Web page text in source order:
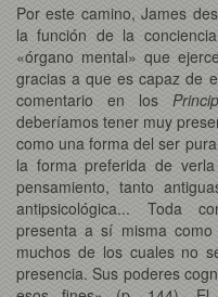
Por este camino, James
la función de la
«órgano mental» que
gracias a que es capaz de
comentario en los
deberíamos tener muy
como una forma del ser
la forma preferida de
pensamiento, tanto
antipsicológica... Toda
presenta a sí misma
muchos de los cuales no
presencia. Sus poderes